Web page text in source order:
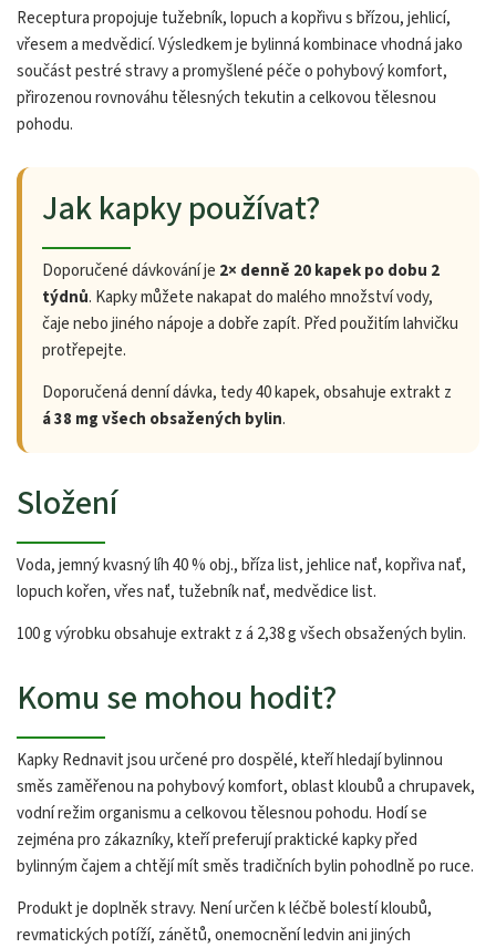
Receptura propojuje tužebník, lopuch a kopřivu s břízou, jehlicí,
vřesem a medvědicí. Výsledkem je bylinná kombinace vhodná jako
součást pestré stravy a promyšlené péče o pohybový komfort,
přirozenou rovnováhu tělesných tekutin a celkovou tělesnou
pohodu.
Jak kapky používat?
Doporučené dávkování je 2× denně 20 kapek po dobu 2
týdnů. Kapky můžete nakapat do malého množství vody,
čaje nebo jiného nápoje a dobře zapít. Před použitím lahvičku
protřepejte.
Doporučená denní dávka, tedy 40 kapek, obsahuje extrakt z
á 38 mg všech obsažených bylin.
Složení
Voda, jemný kvasný líh 40 % obj., bříza list, jehlice nať, kopřiva nať,
lopuch kořen, vřes nať, tužebník nať, medvědice list.
100 g výrobku obsahuje extrakt z á 2,38 g všech obsažených bylin.
Komu se mohou hodit?
Kapky Rednavit jsou určené pro dospělé, kteří hledají bylinnou
směs zaměřenou na pohybový komfort, oblast kloubů a chrupavek,
vodní režim organismu a celkovou tělesnou pohodu. Hodí se
zejména pro zákazníky, kteří preferují praktické kapky před
bylinným čajem a chtějí mít směs tradičních bylin pohodlně po ruce.
Produkt je doplněk stravy. Není určen k léčbě bolestí kloubů,
revmatických potíží, zánětů, onemocnění ledvin ani jiných